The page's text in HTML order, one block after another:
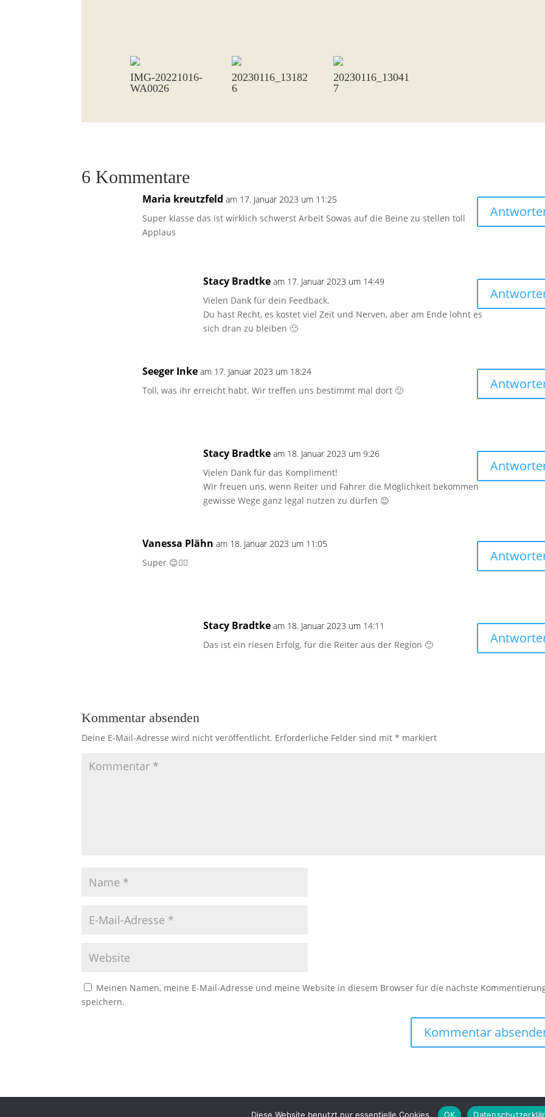
IMG-20221016-
WA0026
20230116_13182
6
20230116_13041
7
6 Kommentare
Maria kreutzfeld am 17. Januar 2023 um 11:25
Super klasse das ist wirklich schwerst Arbeit Sowas auf die Beine zu stellen toll
Applaus
Stacy Bradtke am 17. Januar 2023 um 14:49
Vielen Dank für dein Feedback.
Du hast Recht, es kostet viel Zeit und Nerven, aber am Ende lohnt es
sich dran zu bleiben 🙂
Seeger Inke am 17. Januar 2023 um 18:24
Toll, was ihr erreicht habt. Wir treffen uns bestimmt mal dort 🙂
Stacy Bradtke am 18. Januar 2023 um 9:26
Vielen Dank für das Kompliment!
Wir freuen uns, wenn Reiter und Fahrer die Möglichkeit bekommen
gewisse Wege ganz legal nutzen zu dürfen 😉
Vanessa Plähn am 18. Januar 2023 um 11:05
Super 😊👍🏽
Stacy Bradtke am 18. Januar 2023 um 14:11
Das ist ein riesen Erfolg, für die Reiter aus der Region 🙂
Kommentar absenden
Deine E-Mail-Adresse wird nicht veröffentlicht. Erforderliche Felder sind mit* markiert
Meinen Namen, meine E-Mail-Adresse und meine Website in diesem Browser für die nächste
speichern.
Diese Website benutzt nur essentielle Cookies. OK